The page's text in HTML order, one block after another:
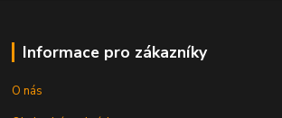
Informace pro zákazníky
O nás